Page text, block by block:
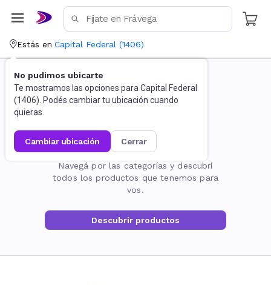
Estás en Capital Federal (1406)
No pudimos ubicarte
Te mostramos las opciones para Capital Federal
(1406). Podés cambiar tu ubicación cuando
quieras.
cambiar ubicación cerrar
La página no existe
Navegá por las categorías y descubrí
todos los productos que tenemos para
vos.
Descubrir productos